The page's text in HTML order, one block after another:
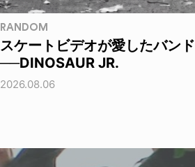
RANDOM
スケートビデオが愛したバンド
──DINOSAUR JR.
2026.08.06